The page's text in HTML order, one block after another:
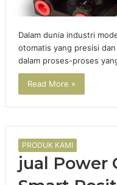
Dalam dunia industri
otomatis yang presisi
dalam proses-proses
Read More »
PRODUK KAMI
jual Power